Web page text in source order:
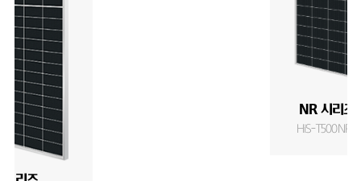
NR 시리즈
HiS-T500NR-